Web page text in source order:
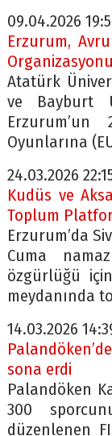
09.04.2026
Erzurum,
Atatürk
ve Bayburt
Erzurum’un
Oyunlarına
24.03.2026
Kudüs ve
Toplum
Erzurum’da
Cuma
özgürlüğü
meydanında
14.03.2026
sona erdi
Palandöken
300
düzenlenen